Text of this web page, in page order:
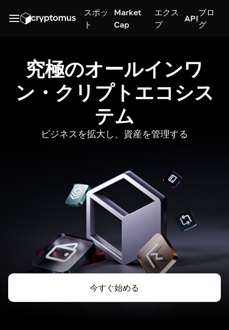
スポッ
ト
Market
Cap
エクス
プ
API
ブロ
グ
究極のオールインワ
ン・クリプトエコシス
テム
ビジネスを拡大し、資産を管理する
今すぐ始める